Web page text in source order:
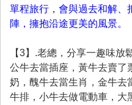
單程旅行，會與過去和解、
陣，擁抱沿途更美的風景。
【3】.老總，分享一趣味放
公牛去當插座，黃牛去賣了
奶，醜牛去當生肖，金牛去
牛排，小牛去做電動車，大